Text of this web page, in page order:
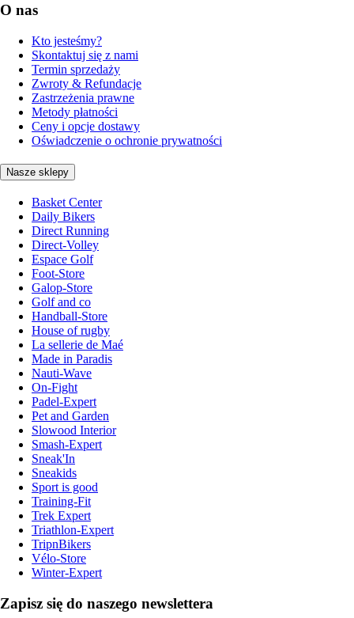
O nas
Kto jesteśmy?
Skontaktuj się z nami
Termin sprzedaży
Zwroty & Refundacje
Zastrzeżenia prawne
Metody płatności
Ceny i opcje dostawy
Oświadczenie o ochronie prywatności
Nasze sklepy
Basket Center
Daily Bikers
Direct Running
Direct-Volley
Espace Golf
Foot-Store
Galop-Store
Golf and co
Handball-Store
House of rugby
La sellerie de Maé
Made in Paradis
Nauti-Wave
On-Fight
Padel-Expert
Pet and Garden
Slowood Interior
Smash-Expert
Sneak'In
Sneakids
Sport is good
Training-Fit
Trek Expert
Triathlon-Expert
TripnBikers
Vélo-Store
Winter-Expert
Zapisz się do naszego newslettera